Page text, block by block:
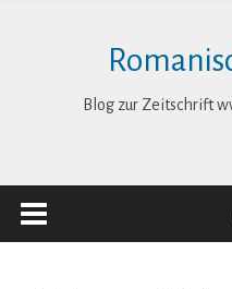
Blog zur Zeitschrift